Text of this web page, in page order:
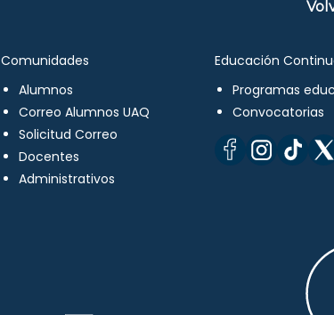
Comunidades
Alumnos
Correo Alumnos UAQ
Solicitud Correo
Docentes
Administrativos
Educación
Programas
Convocatorias